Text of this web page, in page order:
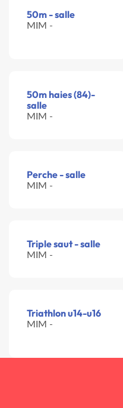
50m - salle
MIM -
50m haies (84)-
salle
MIM -
Perche - salle
MIM -
Triple saut - salle
MIM -
Triathlon u14-u16
MIM -